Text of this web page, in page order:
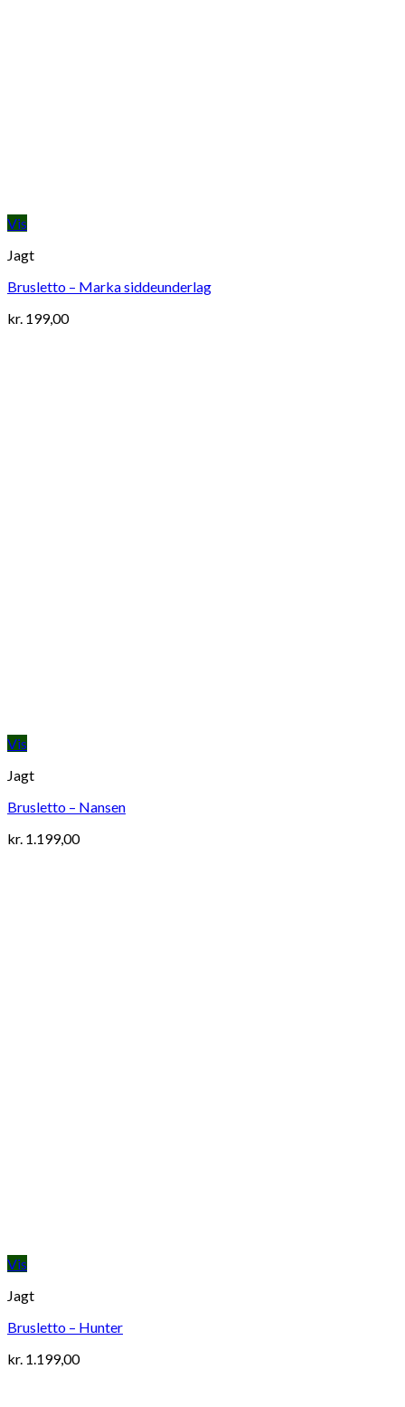
Vis
Jagt
Brusletto – Marka siddeunderlag
kr. 199,00
Vis
Jagt
Brusletto – Nansen
kr. 1.199,00
Vis
Jagt
Brusletto – Hunter
kr. 1.199,00